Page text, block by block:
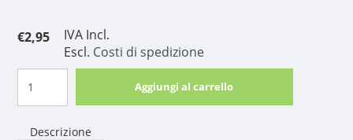
€2,95
IVA Incl.
Escl. Costi di spedizione
Aggiungi al carrello
Descrizione